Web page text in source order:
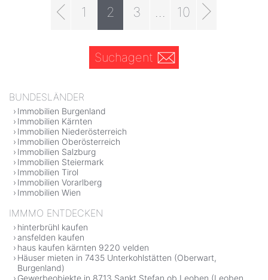
1 2 3 10
Suchagent
BUNDESLÄNDER
Immobilien Burgenland
Immobilien Kärnten
Immobilien Niederösterreich
Immobilien Oberösterreich
Immobilien Salzburg
Immobilien Steiermark
Immobilien Tirol
Immobilien Vorarlberg
Immobilien Wien
IMMMO ENTDECKEN
hinterbrühl kaufen
ansfelden kaufen
haus kaufen kärnten 9220 velden
Häuser mieten in 7435 Unterkohlstätten (Oberwart,
Burgenland)
Gewerbeobjekte in 8713 Sankt Stefan ob Leoben (Leoben,